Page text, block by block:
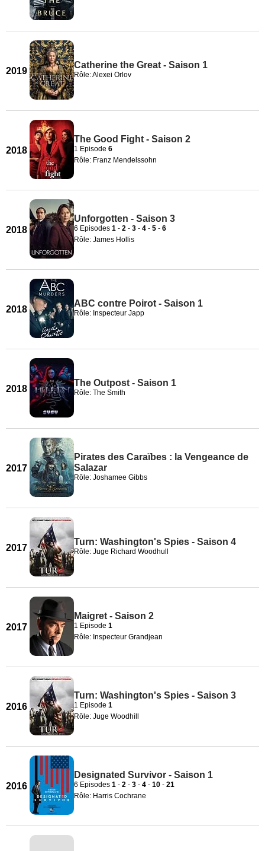
2019
Catherine the Great - Saison 1
Rôle: Alexei Orlov
2018
The Good Fight - Saison 2
1 Episode 6
Rôle: Franz Mendelssohn
2018
Unforgotten - Saison 3
6 Episodes 1 - 2 - 3 - 4 - 5 - 6
Rôle: James Hollis
2018
ABC contre Poirot - Saison 1
Rôle: Inspecteur Japp
2018
The Outpost - Saison 1
Rôle: The Smith
2017
Pirates des Caraïbes : la Vengeance de
Salazar
Rôle: Joshamee Gibbs
2017
Turn: Washington's Spies - Saison 4
Rôle: Juge Richard Woodhull
2017
Maigret - Saison 2
1 Episode 1
Rôle: Inspecteur Grandjean
2016
Turn: Washington's Spies - Saison 3
1 Episode 1
Rôle: Juge Woodhill
2016
Designated Survivor - Saison 1
6 Episodes 1 - 2 - 3 - 4 - 10 - 21
Rôle: Harris Cochrane